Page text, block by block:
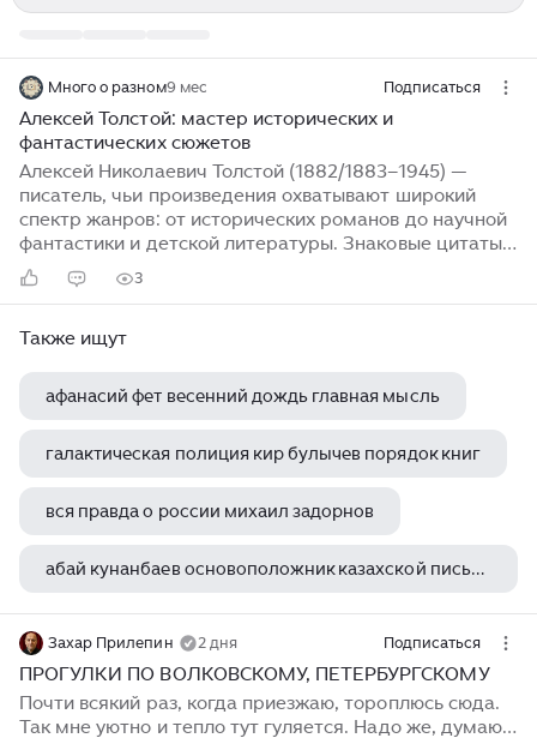
Много о разном9 мес Подписаться
Алексей Толстой: мастер исторических и
фантастических сюжетов
Алексей Николаевич Толстой (1882/1883–1945) —
писатель, чьи произведения охватывают широкий
спектр жанров: от исторических романов до научной
фантастики и детской литературы. Знаковые цитаты:
«Сказка — ложь, да в ней намёк…» — А. Н. Толстой
(мотив из «Золотого ключика») Кто из этих авторов
3
Также ищут
афанасий фет весенний дождь главная мысль
галактическая полиция кир булычев порядок книг
вся правда о россии михаил задорнов
абай кунанбаев основоположник казахской письменной литературы
Захар Прилепин 2 дня Подписаться
ПРОГУЛКИ ПО ВОЛКОВСКОМУ, ПЕТЕРБУРГСКОМУ
Почти всякий раз, когда приезжаю, тороплюсь сюда.
Так мне уютно и тепло тут гуляется. Надо же, думаю,